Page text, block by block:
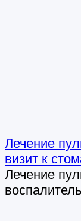
Лечение
визит к
Лечение